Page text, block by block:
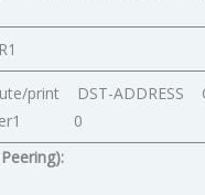
route/print DST-
0